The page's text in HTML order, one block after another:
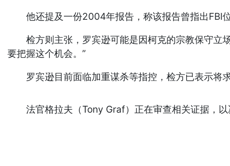
他还提及一份2004年报告，称该报告曾指出FBI位
检方则主张，罗宾逊可能是因柯克的宗教保守立场
要把握这个机会。”
罗宾逊目前面临加重谋杀等指控，检方已表示将求
法官格拉夫（Tony Graf）正在审查相关证据，以